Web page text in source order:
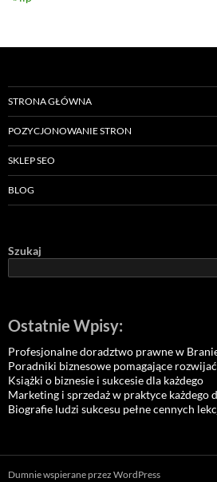
STRONA GŁÓWNA
POZYCJONOWANIE STRON
SKLEP SEO
BLOG
Szukaj
Ostatnie Wpisy:
Profesjonalne doradztwo prawne w
Poradniki biznesowe pomagające
Książki o biznesie i sukcesie dla każdego
Marketing i sprzedaż w praktyce każdego
Biografie ludzi sukcesu pełne cennych
Dumnie wspierane przez WordPress